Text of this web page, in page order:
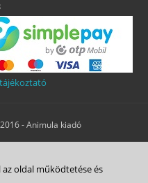
-Animula kiadó
Süti tájékoztató Szerzői jog
oldal működtetése és